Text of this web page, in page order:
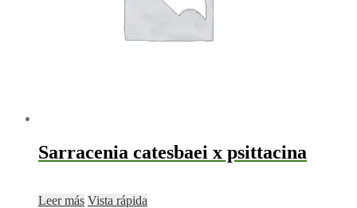
Sarracenia catesbaei x psittacina
Leer más Vista rápida